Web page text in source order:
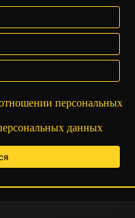
персональных
данных